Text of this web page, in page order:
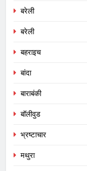
बरेली
बरेली
बहराइच
बांदा
बाराबंकी
बॉलीवुड
भ्रष्टाचार
मथुरा